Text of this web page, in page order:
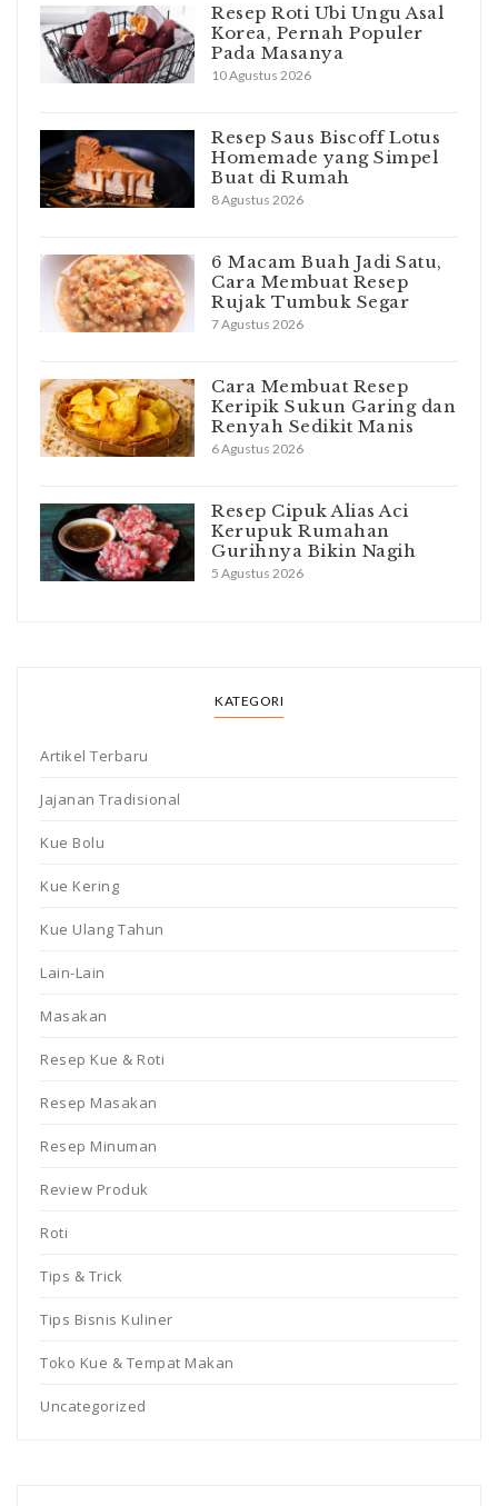
Resep Roti Ubi Ungu Asal
Korea, Pernah Populer
Pada Masanya
10 Agustus 2026
Resep Saus Biscoff Lotus
Homemade yang Simpel
Buat di Rumah
8 Agustus 2026
6 Macam Buah Jadi Satu,
Cara Membuat Resep
Rujak Tumbuk Segar
7 Agustus 2026
Cara Membuat Resep
Keripik Sukun Garing dan
Renyah Sedikit Manis
6 Agustus 2026
Resep Cipuk Alias Aci
Kerupuk Rumahan
Gurihnya Bikin Nagih
5 Agustus 2026
KATEGORI
Artikel Terbaru
Jajanan Tradisional
Kue Bolu
Kue Kering
Kue Ulang Tahun
Lain-Lain
Masakan
Resep Kue & Roti
Resep Masakan
Resep Minuman
Review Produk
Roti
Tips & Trick
Tips Bisnis Kuliner
Toko Kue & Tempat Makan
Uncategorized